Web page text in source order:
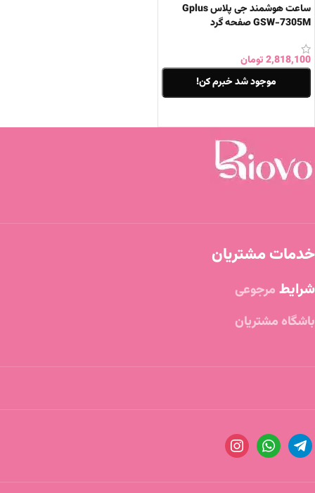
ساعت هوشمند جی پلاس Gplus
GSW-7305M صفحه گرد
2,818,100تومان
موجود شد خبرم کن!
خدمات مشتریان
شرایط مرجوعی
باشگاه مشتریان